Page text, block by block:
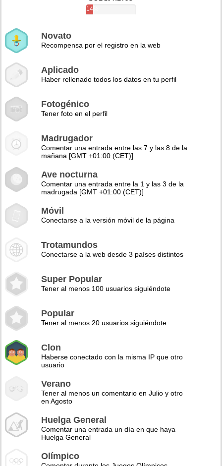
14%
Novato
Recompensa por el registro en la web
Aplicado
Haber rellenado todos los datos en tu perfil
Fotogénico
Tener foto en el perfil
Madrugador
Comentar una entrada entre las 7 y las 8 de la
mañana [GMT +01:00 (CET)]
Ave nocturna
Comentar una entrada entre la 1 y las 3 de la
madrugada [GMT +01:00 (CET)]
Móvil
Conectarse a la versión móvil de la página
Trotamundos
Conectarse a la web desde 3 países distintos
Super Popular
Tener al menos 100 usuarios siguiéndote
Popular
Tener al menos 20 usuarios siguiéndote
Clon
Haberse conectado con la misma IP que otro
usuario
Verano
Tener al menos un comentario en Julio y otro
en Agosto
Huelga General
Comentar una entrada un día en que haya
Huelga General
Olímpico